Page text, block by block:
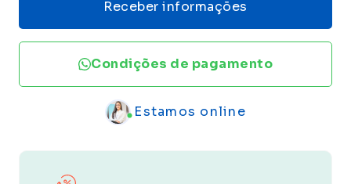
Receber informações
Condições de pagamento
Estamos online